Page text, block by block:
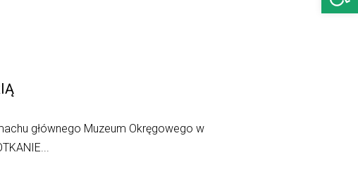
głównego Muzeum Okręgowego w